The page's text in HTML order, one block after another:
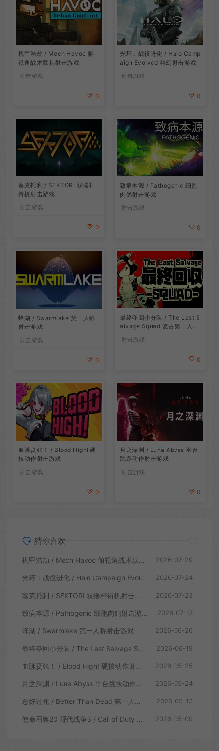
机甲浩劫 / Mech Havoc 俯
视角战术载具射击游戏
射击游戏
0
光环：战役进化 / Halo Camp
aign Evolved 科幻射击游戏
射击游戏
0
塞克托利 / SEKTORI 双摇杆
街机射击游戏
射击游戏
0
致病本源 / Pathogenic 细胞
肉鸽射击游戏
射击游戏
0
蜂湖 / Swarmlake 第一人称
射击游戏
射击游戏
0
最终夺回小分队 / The Last S
alvage Squad 复古第一人称
射击游戏
射击游戏
0
血脉贲张！ / Blood High! 硬
核动作射击游戏
射击游戏
0
月之深渊 / Luna Abyss 平台
跳跃动作射击游戏
射击游戏
0
猜你喜欢
机甲浩劫 / Mech Havoc 俯视角战术载具射击游戏 2026-07-29
光环：战役进化 / Halo Campaign Evolved 科幻射击游戏 2026-07-24
塞克托利 / SEKTORI 双摇杆街机射击游戏 2026-07-23
致病本源 / Pathogenic 细胞肉鸽射击游戏 2026-07-17
蜂湖 / Swarmlake 第一人称射击游戏 2026-06-26
最终夺回小分队 / The Last Salvage Squad 复古第一人称射击游戏 2026-06-19
血脉贲张！ / Blood High! 硬核动作射击游戏 2026-05-25
月之深渊 / Luna Abyss 平台跳跃动作射击游戏 2026-05-24
总好过死 / Better Than Dead 第一人称射击游戏 2026-05-13
使命召唤20 现代战争3 / Call of Duty Modern Warfare 3 第一人称射击游戏 2026-05-09